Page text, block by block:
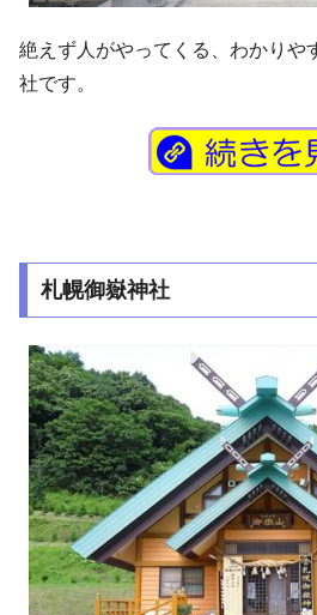
絶えず人がやってくる、わかりや
社です。
札幌御嶽神社